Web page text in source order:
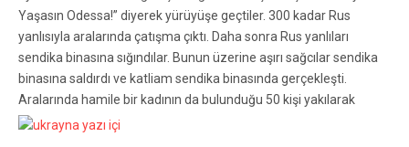
Yaşasın Odessa!” diyerek yürüyüşe geçtiler. 300 kadar Rus
yanlısıyla aralarında çatışma çıktı. Daha sonra Rus yanlıları
sendika binasına sığındılar. Bunun üzerine aşırı sağcılar sendika
binasına saldırdı ve katliam sendika binasında gerçekleşti.
Aralarında hamile bir kadının da bulunduğu 50 kişi yakılarak